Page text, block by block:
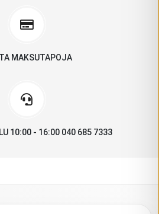
MAKSUTAPOJA
10:00 - 16:00 040 685 7333